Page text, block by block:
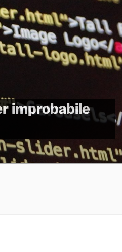
improbabile